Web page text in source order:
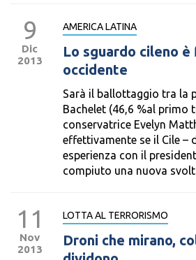
9
Dic
2013
AMERICA LATINA
Lo sguardo cileno è
occidente
Sarà il ballottaggio tra la
Bachelet (46,6 %al primo
conservatrice Evelyn
effettivamente se il Cile –
esperienza con il
compiuto una nuova
11
Nov
2013
LOTTA AL TERRORISMO
Droni che mirano,